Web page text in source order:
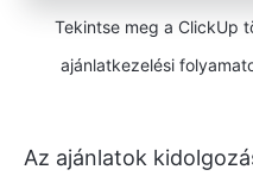
Tekintse meg a ClickUp
ajánlatkezelési
Az ajánlatok